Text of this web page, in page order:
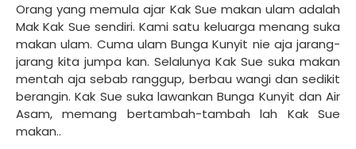
Orang yang memula ajar Kak Sue makan ulam adalah
Mak Kak Sue sendiri. Kami satu keluarga menang suka
makan ulam. Cuma ulam Bunga Kunyit nie aja jarang-
jarang kita jumpa kan. Selalunya Kak Sue suka makan
mentah aja sebab ranggup, berbau wangi dan sedikit
berangin. Kak Sue suka lawankan Bunga Kunyit dan Air
Asam, memang bertambah-tambah lah Kak Sue
makan..